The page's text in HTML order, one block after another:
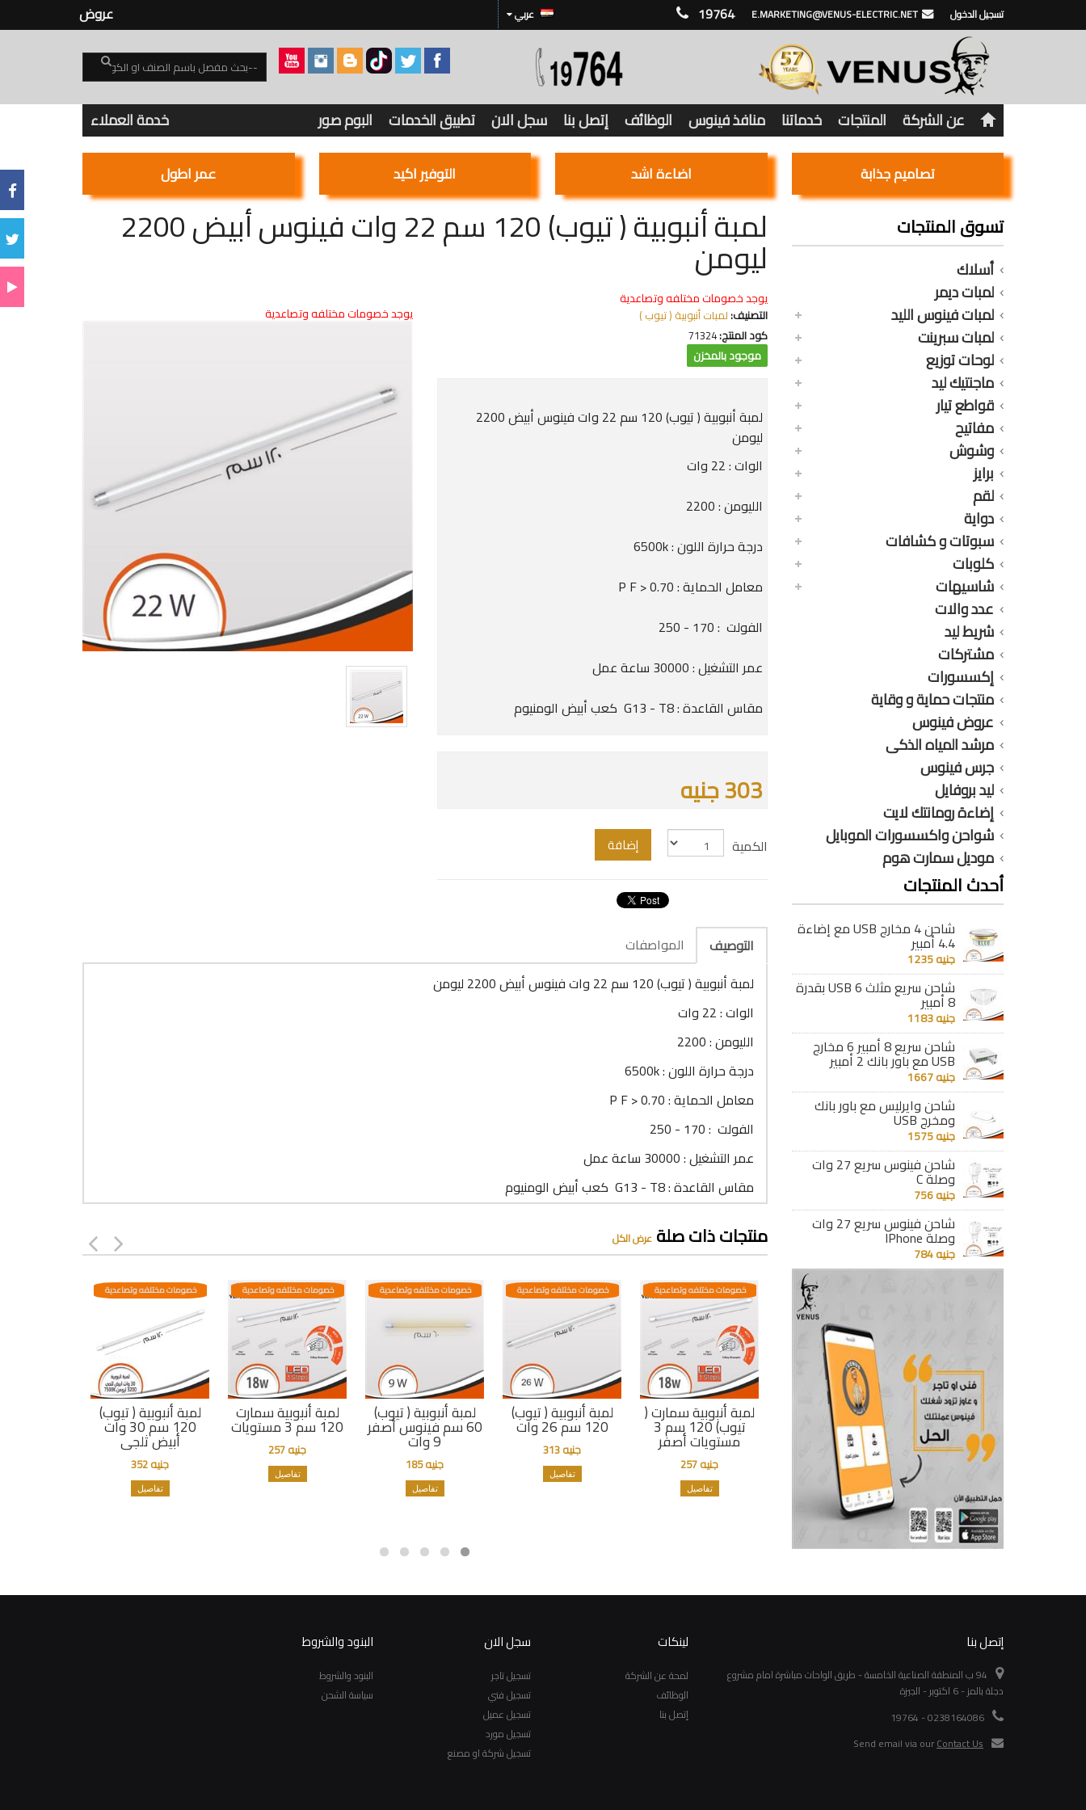
19764 E.MARKETING@VENUS-ELECTRIC.NET تسجيل الدخول عربي عروض
عن الشركة المنتجات خدماتنا منافذ فينوس الوظائف إتصل بنا سجل الان تطبيق الخدمات البوم صور خدمة العملاء
تصاميم جذابة اضاءة اشد التوفير اكيد عمر اطول
تسوق المنتجات
أسلاك
لمبات ديمر
لمبات فينوس الليد
لمبات سبرينت
لوحات توزيع
ماجنتيك ليد
قواطع تيار
مفاتيح
وشوش
برايز
لقم
دواية
سبوتات و كشافات
كلوبات
شاسيهات
عدد والات
شريط ليد
مشتركات
إكسسورات
منتجات حماية و وقاية
عروض فينوس
مرشد المياه الذكى
جرس فينوس
ليد بروفايل
إضاءة رومانتك لايت
شواحن واكسسورات الموبايل
موديل سمارت هوم
أحدث المنتجات
شاحن 4 مخارج USB مع إضاءة
4.4 أمبير
جنيه 1235
شاحن سريع مثلث 6 USB بقدرة
8 أمبير
جنيه 1183
شاحن سريع 8 أمبير 6 مخارج
USB مع باور بانك 2 أمبير
جنيه 1667
شاحن وايرليس مع باور بانك
ومخرج USB
جنيه 1575
شاحن فينوس سريع 27 وات
وصلة C
جنيه 756
شاحن فينوس سريع 27 وات
وصلة IPhone
جنيه 784
لمبة أنبوبية ( تيوب) 120 سم 22 وات فينوس أبيض 2200
ليومن
يوجد خصومات مختلفه وتصاعدية
التصنيف:لمبات أنبوبية ( تيوب )
كود المنتج:71324
موجود بالمخزن
لمبة أنبوبية ( تيوب) 120 سم 22 وات فينوس أبيض 2200
ليومن
الوات : 22 وات
الليومن : 2200
درجة حرارة اللون : 6500k
معامل الحماية : P F > 0.70
الفولت : 170 - 250
عمر التشغيل : 30000 ساعة عمل
مقاس القاعدة : G13 - T8 كعب أبيض الومنيوم
303 جنيه
الكمية إضافة
يوجد خصومات مختلفه وتصاعدية
التوصيف
المواصفات
لمبة أنبوبية ( تيوب) 120 سم 22 وات فينوس أبيض 2200 ليومن
الوات : 22 وات
الليومن : 2200
درجة حرارة اللون : 6500k
معامل الحماية : P F > 0.70
الفولت : 170 - 250
عمر التشغيل : 30000 ساعة عمل
مقاس القاعدة : G13 - T8 كعب أبيض الومنيوم
منتجات ذات صلةعرض الكل
لمبة أنبوبية ( تيوب)
120 سم 30 وات
أبيض ثلجى
خصومات مختلفه وتصاعدية
جنيه 352
تفاصيل
لمبة أنبوبية سمارت
120 سم 3 مستويات
خصومات مختلفه وتصاعدية
جنيه 257
تفاصيل
لمبة أنبوبية ( تيوب)
60 سم فينوس أصفر
9 وات
خصومات مختلفه وتصاعدية
جنيه 185
تفاصيل
لمبة أنبوبية ( تيوب)
120 سم 26 وات
خصومات مختلفه وتصاعدية
جنيه 313
تفاصيل
لمبة أنبوبية سمارت (
تيوب) 120 سم 3
مستويات أصفر
خصومات مختلفه وتصاعدية
جنيه 257
تفاصيل
لمبة أنبوبية ( تيوب)
18 واات
خصومات مختلفه وتصاعدية
جنيه 284
تفاصيل
لمبة أنبوبية ( تيوب)
60 سم 9 وات ابيض
اطراف بلاستيك
جنيه 185
إتصل بنا
94 ب المنطقة الصناعية الخامسة - طريق الواحات مباشرة امام مشروع
دجلة بالمز - 6 اكتوبر - الجيزة
0238164086 - 19764
Send email via ourContact Us
لينكات
لمحة عن الشركة
الوظائف
إتصل بنا
سجل الان
تسجيل تاجر
تسجيل فني
تسجيل عميل
تسجيل مورد
تسجيل شركة او مصنع
البنود والشروط
البنود والشروط
سياسة الشحن